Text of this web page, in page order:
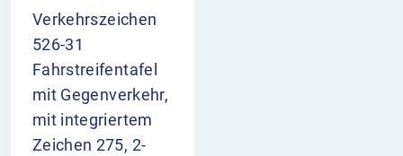
Verkehrszeichen
526-31
Fahrstreifentafel
mit Gegenverkehr,
mit integriertem
Zeichen 275, 2-